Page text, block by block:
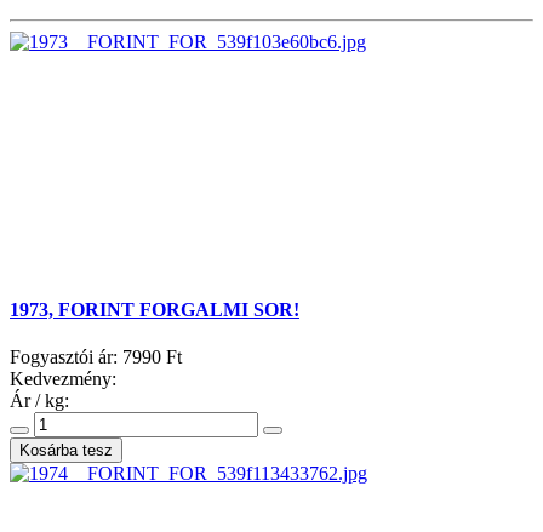
1973, FORINT FORGALMI SOR!
Fogyasztói ár: 7990 Ft
Kedvezmény:
Ár / kg: